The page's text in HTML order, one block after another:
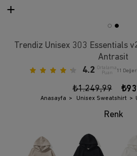
Trendiz Unisex 303 Essentials
Antrasit
4.2 Ortalama
Puan
11
₺1.249,99
Anasayfa Unisex Sweatshirt